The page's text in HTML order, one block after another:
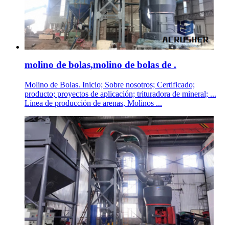
molino de bolas,molino de bolas de .
Molino de Bolas. Inicio; Sobre nosotros; Certificado;
producto; proyectos de aplicación; trituradora de mineral; ...
Línea de producción de arenas, Molinos ...